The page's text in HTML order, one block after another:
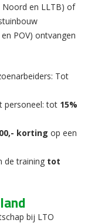
Noord en LLTB) of
POV) ontvangen
Tot
personeel: tot 15%
korting op een
de training tot
bij LTO